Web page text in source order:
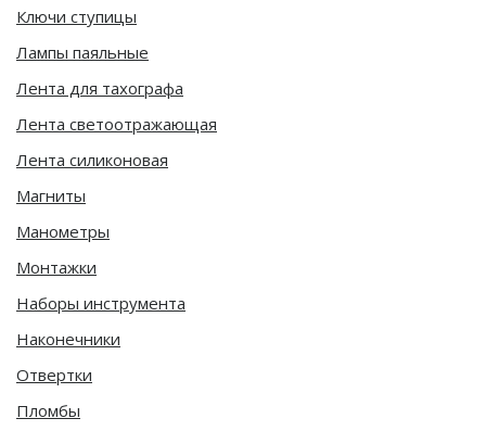
Ключи ступицы
Лампы паяльные
Лента для тахографа
Лента светоотражающая
Лента силиконовая
Магниты
Манометры
Монтажки
Наборы инструмента
Наконечники
Отвертки
Пломбы